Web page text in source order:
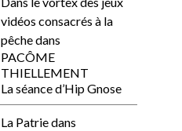
vidéos consacrés à la
pêchedans
PACÔME
THIELLEMENT
La séance d’Hip Gnose
La Patriedans